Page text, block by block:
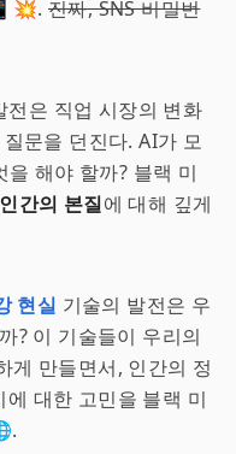
진짜, SNS 비밀번
전은 직업 시장의 변화
문을 던진다. AI가 모
해야 할까? 블랙 미
인간의 본질에 대해 깊게
현실 기술의 발전은 우
? 이 기술들이 우리의
게 만들면서, 인간의 정
대한 고민을 블랙 미